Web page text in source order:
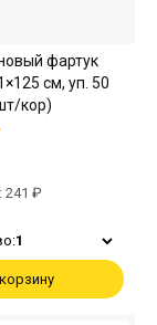
фартук
см, уп. 50
кор)
₽
1